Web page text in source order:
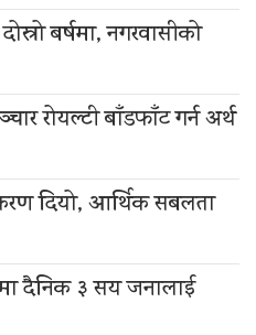
बर्षमा, नगरवासीको
रोयल्टी बाँडफाँट गर्न अर्थ
दियो, आर्थिक सबलता
दैनिक ३ सय जनालाई